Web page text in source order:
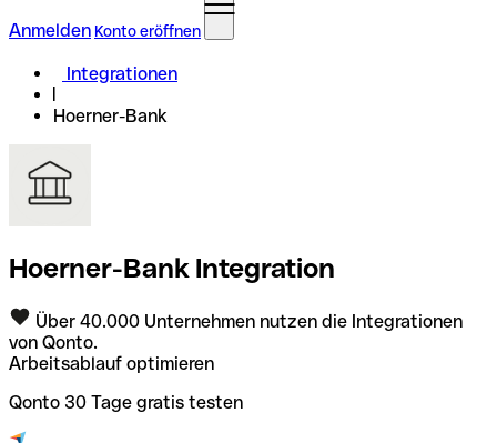
Anmelden Konto eröffnen
Integrationen
Hoerner-Bank
Hoerner-Bank Integration
Über 40.000 Unternehmen nutzen die Integrationen
von Qonto.
Arbeitsablauf optimieren
Qonto 30 Tage gratis testen